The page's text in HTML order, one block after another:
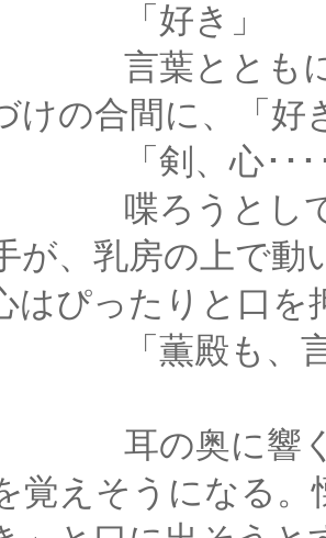
き」
もに、再び
けの合間に、「
･･････あっ
して唇を動
が、乳房の上で
はぴったりと口を
、言ってい
響く、低い
覚えそうになる